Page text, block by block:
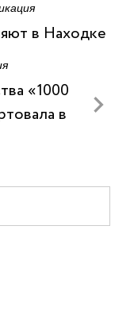
в Находке
«1000
в